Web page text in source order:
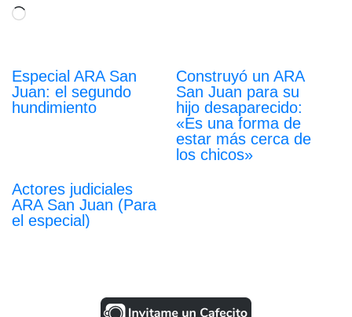
Cargando...
Especial ARA San
Juan: el segundo
hundimiento
Construyó un ARA
San Juan para su
hijo desaparecido:
«Es una forma de
estar más cerca de
los chicos»
Actores judiciales
ARA San Juan (Para
el especial)